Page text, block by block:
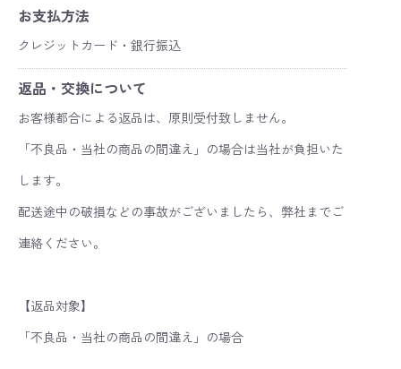
お支払方法
クレジットカード・銀行振込
返品・交換について
お客様都合による返品は、原則受付致しません。
「不良品・当社の商品の間違え」の場合は当社が負担いた
します。
配送途中の破損などの事故がございましたら、弊社までご
連絡ください。
【返品対象】
「不良品・当社の商品の間違え」の場合